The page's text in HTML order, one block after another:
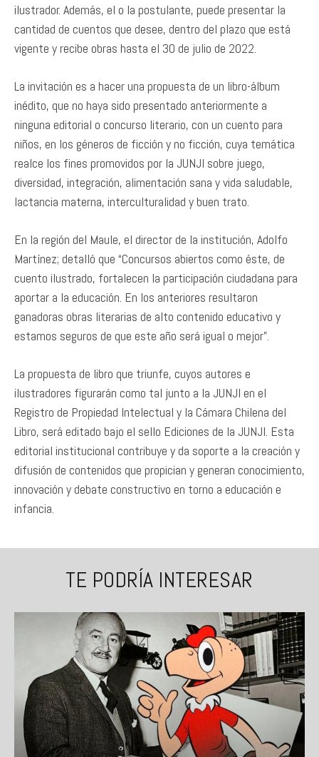
ilustrador. Además, el o la postulante, puede presentar la
cantidad de cuentos que desee, dentro del plazo que está
vigente y recibe obras hasta el 30 de julio de 2022.
La invitación es a hacer una propuesta de un libro-álbum
inédito, que no haya sido presentado anteriormente a
ninguna editorial o concurso literario, con un cuento para
niños, en los géneros de ficción y no ficción, cuya temática
realce los fines promovidos por la JUNJI sobre juego,
diversidad, integración, alimentación sana y vida saludable,
lactancia materna, interculturalidad y buen trato.
En la región del Maule, el director de la institución, Adolfo
Martínez; detalló que “Concursos abiertos como éste, de
cuento ilustrado, fortalecen la participación ciudadana para
aportar a la educación. En los anteriores resultaron
ganadoras obras literarias de alto contenido educativo y
estamos seguros de que este año será igual o mejor”.
La propuesta de libro que triunfe, cuyos autores e
ilustradores figurarán como tal junto a la JUNJI en el
Registro de Propiedad Intelectual y la Cámara Chilena del
Libro, será editado bajo el sello Ediciones de la JUNJI. Esta
editorial institucional contribuye y da soporte a la creación y
difusión de contenidos que propician y generan conocimiento,
innovación y debate constructivo en torno a educación e
infancia.
TE PODRÍA INTERESAR